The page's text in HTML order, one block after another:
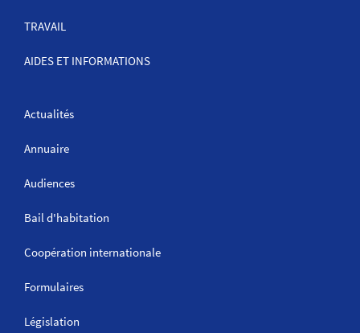
TRAVAIL
AIDES ET INFORMATIONS
Actualités
Annuaire
Audiences
Bail d'habitation
Coopération internationale
Formulaires
Législation